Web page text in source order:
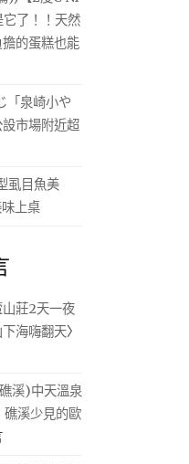
了！！天然
的蛋糕也能
「泉崎小や
市場附近超
虱目魚美
上桌
莊2天一夜
海嗨翻天〉
溪)中天溫泉
溪少見的歐